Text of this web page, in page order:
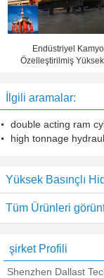
Endüstriyel
Özelleştirilmiş Yüksek
İlgili aramalar:
double acting ram
high tonnage
Yüksek Basınçlı
Tüm Ürünleri
şirket Profili
Shenzhen Dallast